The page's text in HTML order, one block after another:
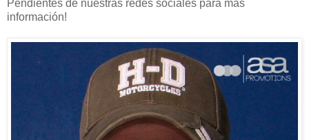
Pendientes de nuestras redes sociales para más
información!